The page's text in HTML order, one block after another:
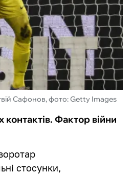
Сафонов, фото: Getty Images
Фактор війни
стосунки,